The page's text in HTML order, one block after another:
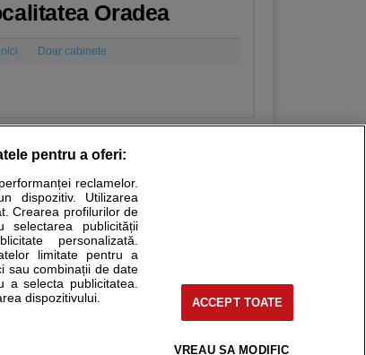
Oradea
Doar cabinete
Ele nu pot substitui consultul medical direct si
fie medicul Dvs., fie unul dintre medicii pe care
support@sfatulmedicului.ro
pentru a oferi:
reclamelor.
dispozitiv. Utilizarea
Crearea profilurilor de
selectarea publicității
personalizată.
limitate pentru a
sau combinații de date
selecta publicitatea.
dispozitivului.
ACCEPT TOATE
VREAU SA MODIFIC